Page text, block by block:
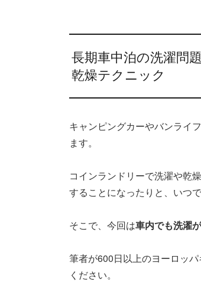
長期車中泊の洗濯問
乾燥テクニック
キャンピングカーやバンライ
ます。
コインランドリーで洗濯や乾
することになったりと、いつ
そこで、今回は車内でも洗濯
筆者が600日以上のヨーロッ
ください。